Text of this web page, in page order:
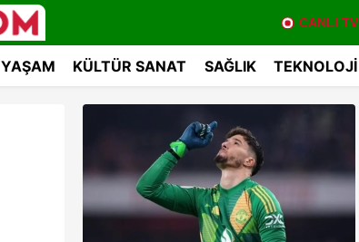
CANLI TV
YAŞAM KÜLTÜR SANAT SAĞLIK TEKNOLOJI